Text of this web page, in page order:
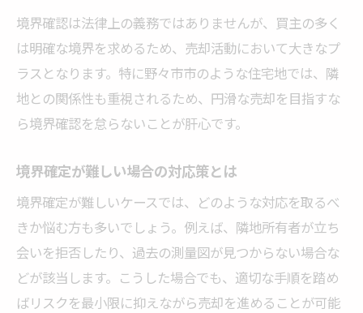
境界確認は法律上の義務ではありませんが、買主の多く
は明確な境界を求めるため、売却活動において大きなプ
ラスとなります。特に野々市市のような住宅地では、隣
地との関係性も重視されるため、円滑な売却を目指すな
ら境界確認を怠らないことが肝心です。
境界確定が難しい場合の対応策とは
境界確定が難しいケースでは、どのような対応を取るべ
きか悩む方も多いでしょう。例えば、隣地所有者が立ち
会いを拒否したり、過去の測量図が見つからない場合な
どが該当します。こうした場合でも、適切な手順を踏め
ばリスクを最小限に抑えながら売却を進めることが可能